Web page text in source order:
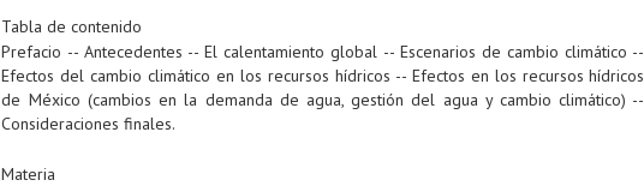
Tabla de contenido
Prefacio -- Antecedentes -- El calentamiento global -- Escenarios de cambio climático --
Efectos del cambio climático en los recursos hídricos -- Efectos en los recursos hídricos
de México (cambios en la demanda de agua, gestión del agua y cambio climático) --
Consideraciones finales.
Materia